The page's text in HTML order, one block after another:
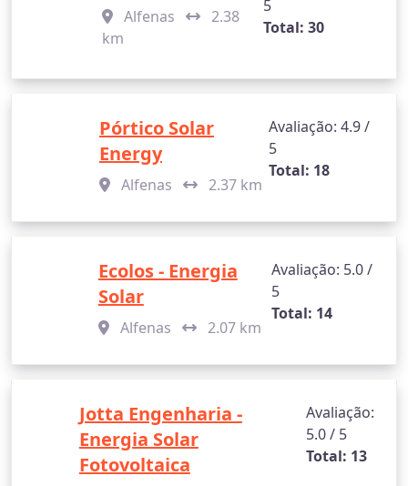
Alfenas
2.38
km
5
Total: 30
Pórtico Solar
Energy
Alfenas 2.37 km
Avaliação: 4.9 /
5
Total: 18
Ecolos - Energia
Solar
Alfenas 2.07 km
Avaliação: 5.0 /
5
Total: 14
Jotta Engenharia -
Energia Solar
Fotovoltaica
Avaliação:
5.0 / 5
Total: 13